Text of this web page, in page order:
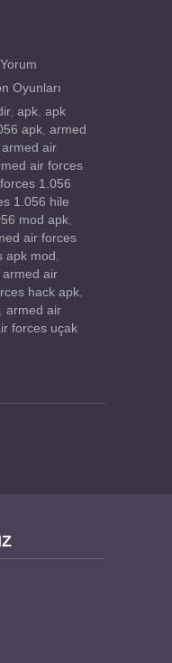
Oyunları
, apk apk
apk armed
armed air
air forces
1.056
1.056 hile
mod apk
air forces
apk mod
armed air
hack apk
armed air
forces uçak